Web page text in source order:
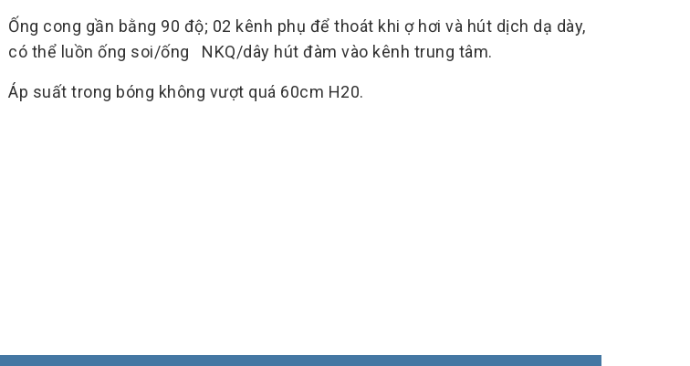
Ống cong gần bằng 90 độ; 02 kênh phụ để thoát khi ợ hơi và hút dịch dạ dày,
có thể luồn ống soi/ống NKQ/dây hút đàm vào kênh trung tâm.
Áp suất trong bóng không vượt quá 60cm H20.